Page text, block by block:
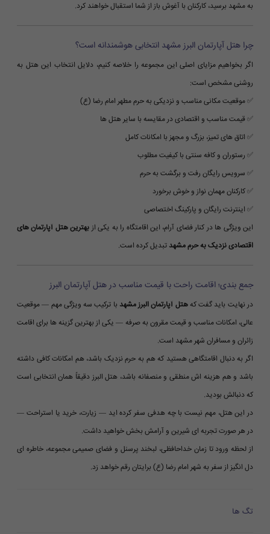
به مشهد برسید، کارکنان با آغوش باز از شما استقبال خواهند کرد.
چرا هتل آپارتمان البرز مشهد انتخابی هوشمندانه است؟
اگر بخواهیم مزایای اصلی این مجموعه را خلاصه کنیم، دلایل انتخاب این هتل به
روشنی مشخص است:
✅ موقعیت مکانی مناسب و نزدیکی به حرم مطهر امام رضا (ع)
✅ قیمت مناسب و اقتصادی در مقایسه با سایر هتل ها
✅ اتاق های تمیز، بزرگ و مجهز با امکانات کامل
✅ رستوران و کافه سنتی با کیفیت مطلوب
✅ سرویس رایگان رفت و برگشت به حرم
✅ کارکنان مهمان نواز و خوش برخورد
✅ اینترنت رایگان و پارکینگ اختصاصی
این ویژگی ها در کنار فضای آرام، این اقامتگاه را به یکی ازبهترین هتل آپارتمان های
اقتصادی نزدیک به حرم مشهد تبدیل کرده است.
جمع بندی؛ اقامت راحت با قیمت مناسب در هتل آپارتمان البرز
در نهایت باید گفت کههتل آپارتمان البرز مشهد با ترکیب سه ویژگی مهم — موقعیت
عالی، امکانات مناسب و قیمت مقرون به صرفه — یکی از بهترین گزینه ها برای اقامت
زائران و مسافران شهر مشهد است.
اگر به دنبال اقامتگاهی هستید که هم به حرم نزدیک باشد، هم امکانات کافی داشته
باشد و هم هزینه اش منطقی و منصفانه باشد، هتل البرز دقیقاً همان انتخابی است
که دنبالش بودید.
در این هتل، مهم نیست با چه هدفی سفر کرده اید — زیارت، خرید یا استراحت —
در هر صورت تجربه ای شیرین و آرامش بخش خواهید داشت.
از لحظه ورود تا زمان خداحافظی، لبخند پرسنل و فضای صمیمی مجموعه، خاطره ای
دل انگیز از سفر به شهر امام رضا (ع) برایتان رقم خواهد زد.
تگ ها